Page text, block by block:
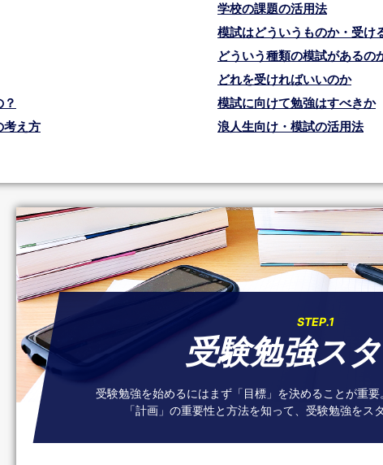
考え方
学校の課題の活用法
模試はどういうものか・受け
どういう種類の模試があるの
どれを受ければいいのか
模試に向けて勉強はすべきか
浪人生向け・模試の活用法
STEP.1
受験勉強ス
受験勉強を始めるにはまず「目標」を決めることが重
「計画」の重要性と方法を知って、受験勉強をス